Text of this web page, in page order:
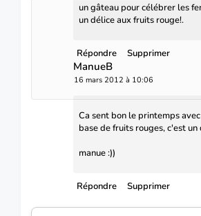
un gâteau pour célébrer les
un délice aux fruits rouge!.
Répondre Supprimer
ManueB
16 mars 2012 à 10:06
Ca sent bon le printemps
base de fruits rouges, c'est un
manue :))
Répondre Supprimer